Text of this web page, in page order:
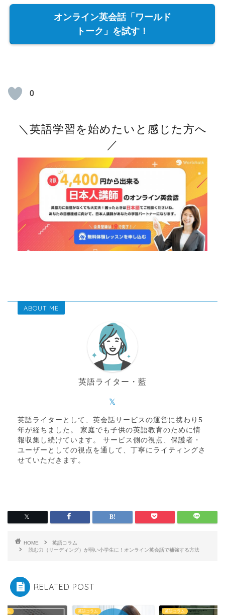
オンライン英会話「ワールド
トーク」を試す！
0
＼英語学習を始めたいと感じた方へ
／
ABOUT ME
英語ライター・藍
英語ライターとして、英会話サービスの運営に携わり5
年が経ちました。 家庭でも子供の英語教育のために情
報収集し続けています。 サービス側の視点、保護者・
ユーザーとしての視点を通して、丁寧にライティングさ
せていただきます。
HOME
英語コラム
読む力（リーディング）が弱い小学生に！オンライン英会話で補強する方法
RELATED POST
ラム 英語コラム 英語コラム